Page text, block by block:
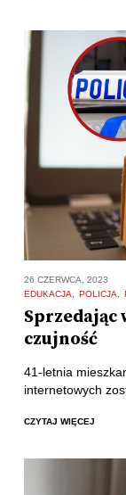
26 CZERWCA, 2023
EDUKACJA
POLICJA
Sprzedając
czujność
41-letnia
internetowych
CZYTAJ WIĘCEJ